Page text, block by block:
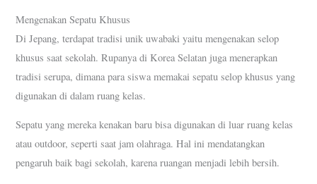
Mengenakan Sepatu Khusus
Di Jepang, terdapat tradisi unik uwabaki yaitu mengenakan selop
khusus saat sekolah. Rupanya di Korea Selatan juga menerapkan
tradisi serupa, dimana para siswa memakai sepatu selop khusus yang
digunakan di dalam ruang kelas.
Sepatu yang mereka kenakan baru bisa digunakan di luar ruang kelas
atau outdoor, seperti saat jam olahraga. Hal ini mendatangkan
pengaruh baik bagi sekolah, karena ruangan menjadi lebih bersih.